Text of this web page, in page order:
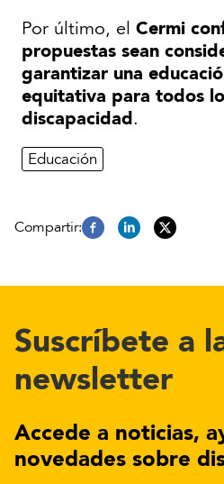
Por último, el Cermi
propuestas sean
garantizar una
equitativa para todos
discapacidad.
Educación
Suscríbete a
newsletter
Accede a noticias,
novedades sobre